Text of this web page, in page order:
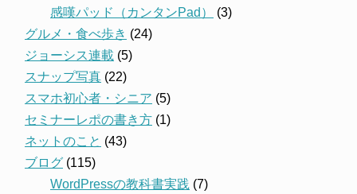
感嘆パッド（カンタンPad）
(3)
グルメ・食べ歩き (24)
ジョーシス連載 (5)
スナップ写真 (22)
スマホ初心者・シニア (5)
セミナーレポの書き方 (1)
ネットのこと (43)
ブログ (115)
WordPressの教科書実践 (7)